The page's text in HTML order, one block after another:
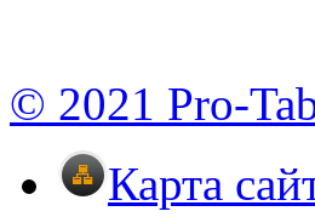
© 2021 Pro-
Карта